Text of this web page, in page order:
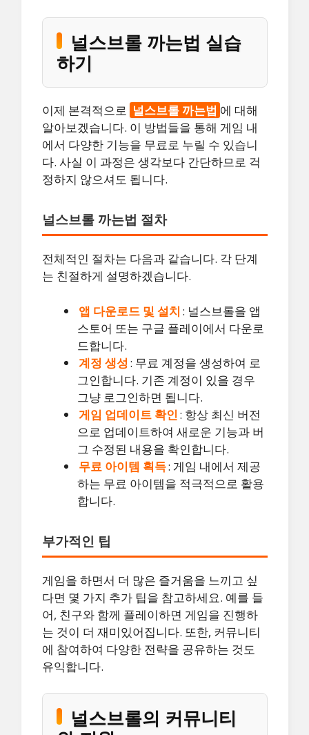
널스브롤 까는법 실습
하기
이제 본격적으로 널스브롤 까는법 에 대해
알아보겠습니다. 이 방법들을 통해 게임 내
에서 다양한 기능을 무료로 누릴 수 있습니
다. 사실 이 과정은 생각보다 간단하므로 걱
정하지 않으셔도 됩니다.
널스브롤 까는법 절차
전체적인 절차는 다음과 같습니다. 각 단계
는 친절하게 설명하겠습니다.
앱 다운로드 및 설치 : 널스브롤을 앱
스토어 또는 구글 플레이에서 다운로
드합니다.
계정 생성 : 무료 계정을 생성하여 로
그인합니다. 기존 계정이 있을 경우
그냥 로그인하면 됩니다.
게임 업데이트 확인 : 항상 최신 버전
으로 업데이트하여 새로운 기능과 버
그 수정된 내용을 확인합니다.
무료 아이템 획득: 게임 내에서 제공
하는 무료 아이템을 적극적으로 활용
합니다.
부가적인 팁
게임을 하면서 더 많은 즐거움을 느끼고 싶
다면 몇 가지 추가 팁을 참고하세요. 예를 들
어, 친구와 함께 플레이하면 게임을 진행하
는 것이 더 재미있어집니다. 또한, 커뮤니티
에 참여하여 다양한 전략을 공유하는 것도
유익합니다.
널스브롤의 커뮤니티